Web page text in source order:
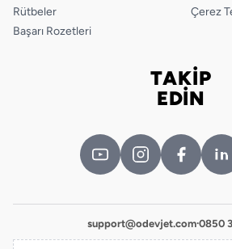
Rütbeler
Başarı Rozetleri
Çerez
TAKİP
EDİN
support@odevjet.com·0850